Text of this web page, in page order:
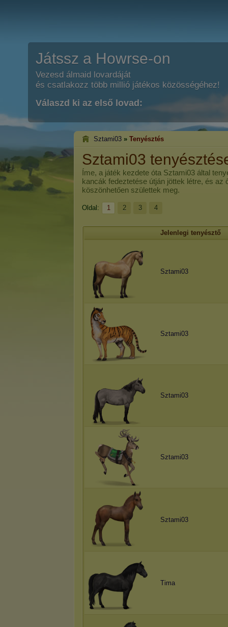
Játssz a Howrse-on
Vezesd álmaid lovardáját
és csatlakozz több millió játékos közösségéhez!
Válaszd ki az első lovad:
Sztami03 » Tenyésztés
Sztami03
Íme, a játék kezdete óta Sztami03 által
kancák fedeztetése útján jöttek létre, és az
köszönhetően születtek meg.
Oldal: 1 2 3 4
Jelenlegi tenyésztő
Sztami03
Sztami03
Sztami03
Sztami03
Sztami03
Tima